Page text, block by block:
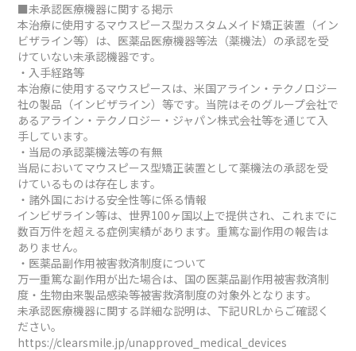
■未承認医療機器に関する掲示
本治療に使用するマウスピース型カスタムメイド矯正装置（イン
ビザライン等）は、医薬品医療機器等法（薬機法）の承認を受
けていない未承認機器です。
・入手経路等
本治療に使用するマウスピースは、米国アライン・テクノロジー
社の製品（インビザライン）等です。当院はそのグループ会社で
あるアライン・テクノロジー・ジャパン株式会社等を通じて入
手しています。
・当局の承認薬機法等の有無
当局においてマウスピース型矯正装置として薬機法の承認を受
けているものは存在します。
・諸外国における安全性等に係る情報
インビザライン等は、世界100ヶ国以上で提供され、これまでに
数百万件を超える症例実績があります。重篤な副作用の報告は
ありません。
・医薬品副作用被害救済制度について
万一重篤な副作用が出た場合は、国の医薬品副作用被害救済制
度・生物由来製品感染等被害救済制度の対象外となります。
未承認医療機器に関する詳細な説明は、下記URLからご確認く
ださい。
https://clearsmile.jp/unapproved_medical_devices